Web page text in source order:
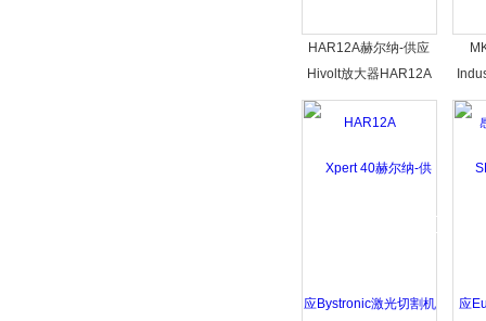
HAR12A赫尔纳-供应
Hivolt放大器HAR12A